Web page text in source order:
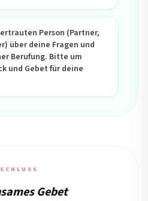
Person (Partner,
über deine Fragen und
Berufung. Bitte um
und Gebet für deine
Gebet